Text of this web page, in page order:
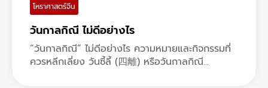
โหราศาสตร์จีน
วันกาลกิณี ไม่ดีอย่างไร
“วันกาลกิณี” ไม่ดีอย่างไร ความหมายและกิจกรรมที่
ควรหลีกเลี่ยง วันซี้ลี้ (四離) หรือวันกาลกิณี...